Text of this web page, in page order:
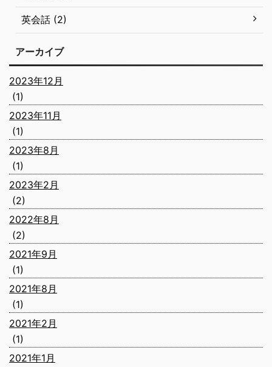
英会話 (2)
アーカイブ
2023年12月
(1)
2023年11月
(1)
2023年8月
(1)
2023年2月
(2)
2022年8月
(2)
2021年9月
(1)
2021年8月
(1)
2021年2月
(1)
2021年1月